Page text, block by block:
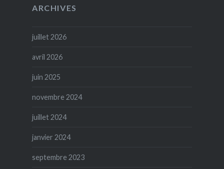
ARCHIVES
juillet 2026
avril 2026
juin 2025
novembre 2024
juillet 2024
janvier 2024
septembre 2023